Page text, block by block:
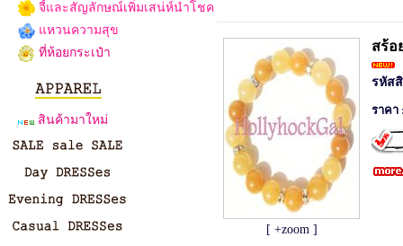
จี้และสัญลักษณ์เพิ่มเสน่ห์นำโชค
แหวนความสุข
ที่ห้อยกระเป๋า
สินค้ามาใหม่
[ +zoom ]
สร้อ
รหัส
ราคา